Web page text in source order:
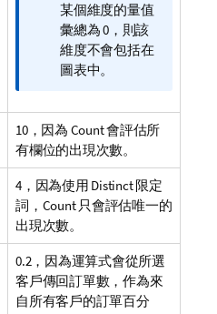
註
某個維度的量值
彙總為 0，則該
維度不會包括在
圖表中。
10，因為 Count會評估所
有欄位的出現次數。
4，因為使用 Distinct限定
詞， Count只會評估唯一的
出現次數。
0.2，因為運算式會從所選
客戶傳回訂單數，作為來
自所有客戶的訂單百分